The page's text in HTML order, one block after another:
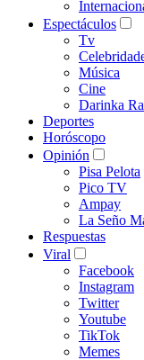
Espectáculos
Tv
Música
Cine
Darinka
Deportes
Horóscopo
Opinión
Pisa Pelota
Pico TV
Ampay
La Seño
Respuestas
Viral
Facebook
Instagram
Twitter
Youtube
TikTok
Memes